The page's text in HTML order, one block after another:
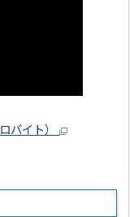
ロバイト）